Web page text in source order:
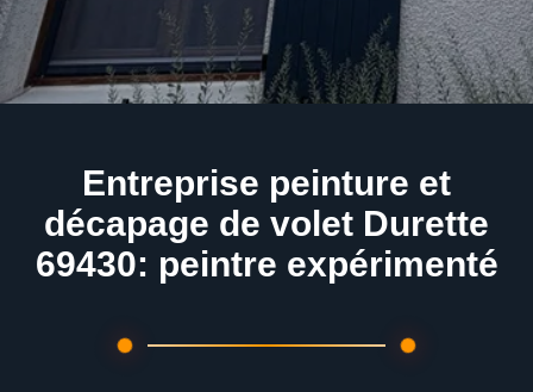
Entreprise peinture et
décapage de volet Durette
69430: peintre expérimenté